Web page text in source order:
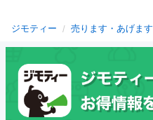
ジモティー 売ります・あげます